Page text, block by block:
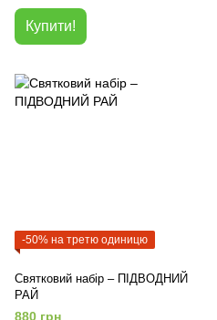
Купити!
-50% на третю одиницю
Святковий набір – ПІДВОДНИЙ
РАЙ
880 грн